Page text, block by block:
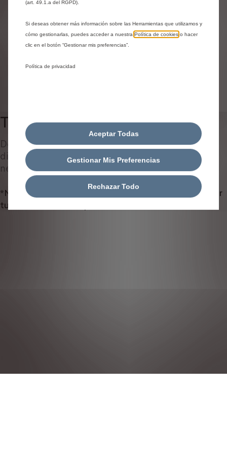
VIN
Número de matrícula*
Todos los productos
Descubre todos los accesorios originales
diseñados ​​para tu coche y adaptados a tus
necesidades.
*No se han encontrado artículos. Prueba a actualizar
tus criterios de búsqueda.
(art. 49.1.a del RGPD).
Si deseas obtener más información sobre las Herramientas que utilizamos y
cómo gestionarlas, puedes acceder a nuestra Política de cookies o hacer
clic en el botón “Gestionar mis preferencias”.
Política de privacidad
Gestionar Mis Preferencias
Aceptar Todas
Rechazar Todo